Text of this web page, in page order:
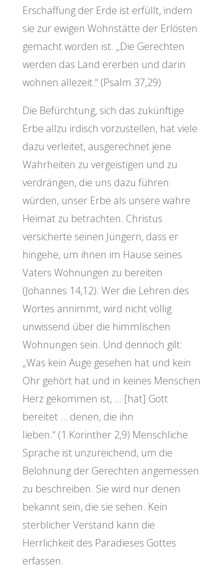
Erschaffung der Erde ist erfüllt, indem
sie zur ewigen Wohnstätte der Erlösten
gemacht worden ist. „Die Gerechten
werden das Land ererben und darin
wohnen allezeit.“ (Psalm 37,29)
Die Befürchtung, sich das zukünftige
Erbe allzu irdisch vorzustellen, hat viele
dazu verleitet, ausgerechnet jene
Wahrheiten zu vergeistigen und zu
verdrängen, die uns dazu führen
würden, unser Erbe als unsere wahre
Heimat zu betrachten. Christus
versicherte seinen Jüngern, dass er
hingehe, um ihnen im Hause seines
Vaters Wohnungen zu bereiten
(Johannes 14,12). Wer die Lehren des
Wortes annimmt, wird nicht völlig
unwissend über die himmlischen
Wohnungen sein. Und dennoch gilt:
„Was kein Auge gesehen hat und kein
Ohr gehört hat und in keines Menschen
Herz gekommen ist, … [hat] Gott
bereitet … denen, die ihn
lieben.“ (1.Korinther 2,9) Menschliche
Sprache ist unzureichend, um die
Belohnung der Gerechten angemessen
zu beschreiben. Sie wird nur denen
bekannt sein, die sie sehen. Kein
sterblicher Verstand kann die
Herrlichkeit des Paradieses Gottes
erfassen.